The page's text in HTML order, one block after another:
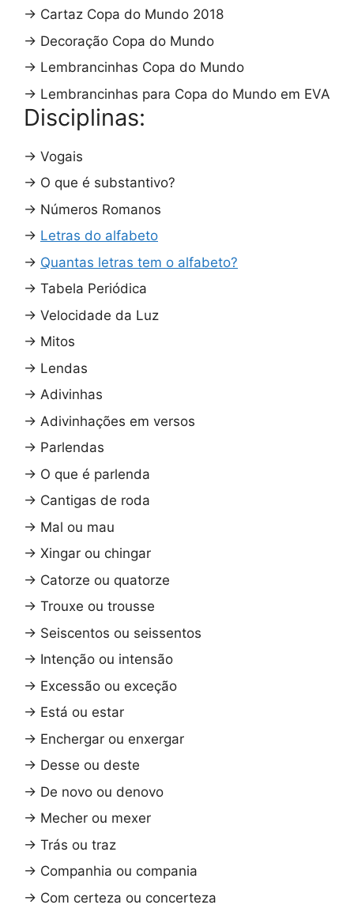
→ Cartaz Copa do Mundo 2018
→ Decoração Copa do Mundo
→ Lembrancinhas Copa do Mundo
→ Lembrancinhas para Copa do Mundo em EVA
Disciplinas:
→ Vogais
→ O que é substantivo?
→ Números Romanos
→ Letras do alfabeto
→ Quantas letras tem o alfabeto?
→ Tabela Periódica
→ Velocidade da Luz
→ Mitos
→ Lendas
→ Adivinhas
→ Adivinhações em versos
→ Parlendas
→ O que é parlenda
→ Cantigas de roda
→ Mal ou mau
→ Xingar ou chingar
→ Catorze ou quatorze
→ Trouxe ou trousse
→ Seiscentos ou seissentos
→ Intenção ou intensão
→ Excessão ou exceção
→ Está ou estar
→ Enchergar ou enxergar
→ Desse ou deste
→ De novo ou denovo
→ Mecher ou mexer
→ Trás ou traz
→ Companhia ou compania
→ Com certeza ou concerteza